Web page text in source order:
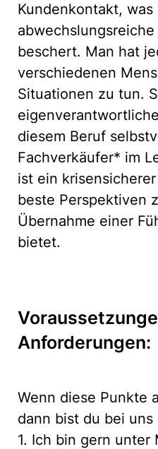
Kundenkontakt,
beschert. Man hat
verschiedenen
Situationen zu tun.
diesem Beruf
Fachverkäufer* im
ist ein
beste Perspektiven
Übernahme einer
bietet.
Anforderungen:
Wenn diese Punkte
dann bist du bei uns
1. Ich bin gern unter